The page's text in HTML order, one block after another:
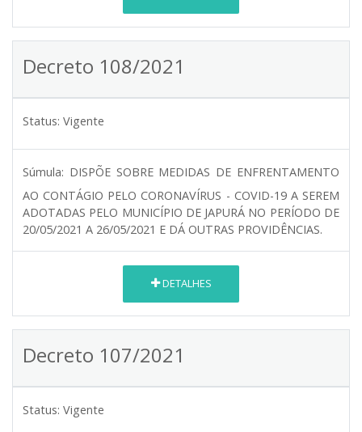
Decreto 108/2021
Status: Vigente
Súmula: DISPÕE SOBRE MEDIDAS DE ENFRENTAMENTO
AO CONTÁGIO PELO CORONAVÍRUS - COVID-19 A SEREM
ADOTADAS PELO MUNICÍPIO DE JAPURÁ NO PERÍODO DE
20/05/2021 A 26/05/2021 E DÁ OUTRAS PROVIDÊNCIAS.
DETALHES
Decreto 107/2021
Status: Vigente